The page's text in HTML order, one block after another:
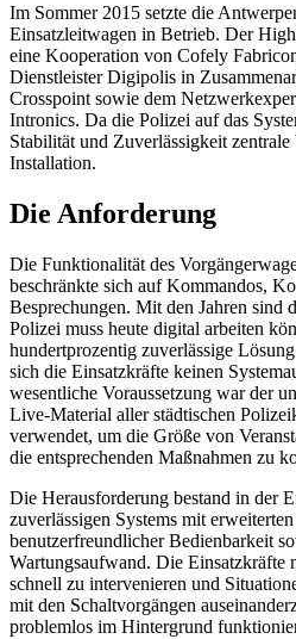
Im Sommer 2015 setzte die
Einsatzleitwagen in Betrieb. Der
eine Kooperation von Cofely
Dienstleister Digipolis in
Crosspoint sowie dem
Intronics. Da die Polizei auf das
Stabilität und Zuverlässigkeit
Installation.
Die Anforderung
Die Funktionalität des
beschränkte sich auf Kommandos,
Besprechungen. Mit den Jahren sind
Polizei muss heute digital arbeiten
hundertprozentig zuverlässige
sich die Einsatzkräfte keinen
wesentliche Voraussetzung war der
Live-Material aller städtischen
verwendet, um die Größe von
die entsprechenden Maßnahmen zu
Die Herausforderung bestand in der
zuverlässigen Systems mit
benutzerfreundlicher Bedienbarkeit
Wartungsaufwand. Die Einsatzkräfte
schnell zu intervenieren und
mit den Schaltvorgängen
problemlos im Hintergrund